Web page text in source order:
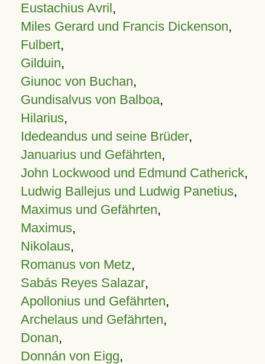
Eustachius Avril,
Miles Gerard und Francis Dickenson,
Fulbert,
Gilduin,
Giunoc von Buchan,
Gundisalvus von Balboa,
Hilarius,
Idedeandus und seine Brüder,
Januarius und Gefährten,
John Lockwood und Edmund Catherick,
Ludwig Ballejus und Ludwig Panetius,
Maximus und Gefährten,
Maximus,
Nikolaus,
Romanus von Metz,
Sabás Reyes Salazar,
Apollonius und Gefährten,
Archelaus und Gefährten,
Donan,
Donnán von Eigg,